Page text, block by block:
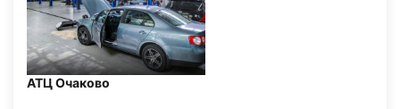
АТЦ Очаково